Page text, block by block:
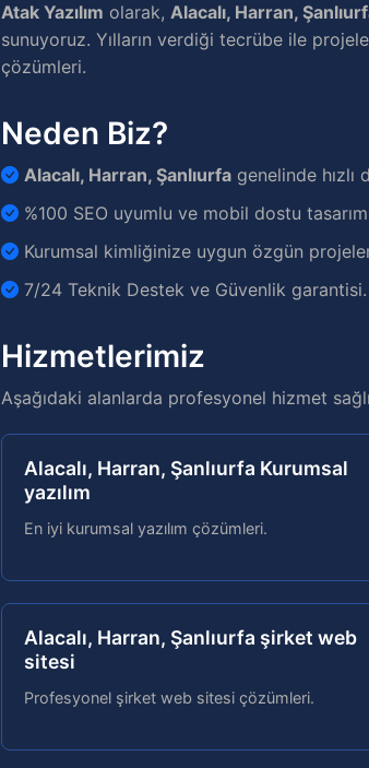
Atak Yazılım olarak,Alacalı, Harran,
sunuyoruz. Yılların verdiği tecrübe ile
çözümleri.
Neden Biz?
Alacalı, Harran, Şanlıurfa genelinde hızlı
%100 SEO uyumlu ve mobil dostu
Kurumsal kimliğinize uygun özgün
7/24 Teknik Destek ve Güvenlik garantisi.
Hizmetlerimiz
Aşağıdaki alanlarda profesyonel hizmet
Alacalı, Harran, Şanlıurfa Kurumsal
yazılım
En iyi kurumsal yazılım çözümleri.
Alacalı, Harran, Şanlıurfa şirket web
sitesi
Profesyonel şirket web sitesi çözümleri.